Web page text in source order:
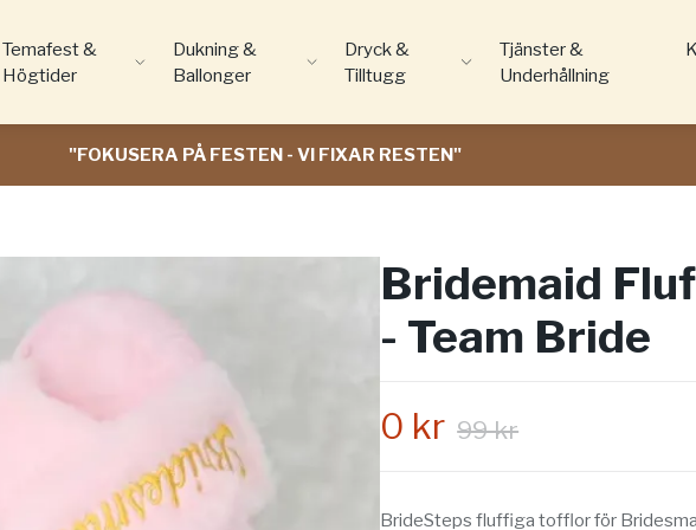
Temafest &
Högtider
Dukning &
Ballonger
Dryck &
Tilltugg
Tjänster &
Underhållning
"FOKUSERA PÅ FESTEN - VI FIXAR RESTEN"
Bridemaid
- Team Bride
0 kr 99 kr
BrideSteps fluffiga tofflor för